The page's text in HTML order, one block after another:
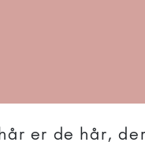
er de hår,